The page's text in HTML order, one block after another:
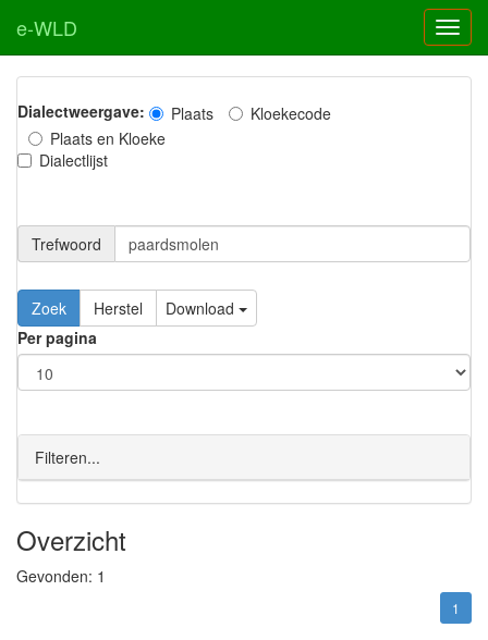
e-WLD
Dialectweergave: Plaats
Kloekecode
Plaats en Kloeke
Dialectlijst
Trefwoord
Download
Per pagina
Filteren...
Overzicht
Gevonden: 1
1